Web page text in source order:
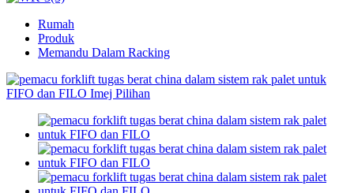
Rumah
Produk
Memandu Dalam Racking